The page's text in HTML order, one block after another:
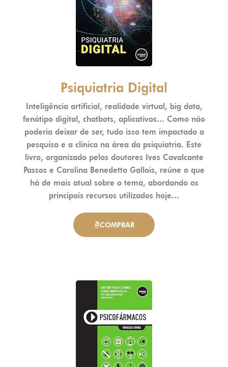
Psiquiatria Digital
Inteligência artificial, realidade virtual, big data,
fenótipo digital, chatbots, aplicativos... Como não
poderia deixar de ser, tudo isso tem impactado a
pesquisa e a clínica na área da psiquiatria. Este
livro, organizado pelos doutores Ives Cavalcante
Passos e Carolina Benedetto Gallois, reúne o que
há de mais atual sobre o tema, abordando os
principais recursos utilizados hoje...
COMPRAR